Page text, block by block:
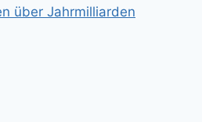
über Jahrmilliarden